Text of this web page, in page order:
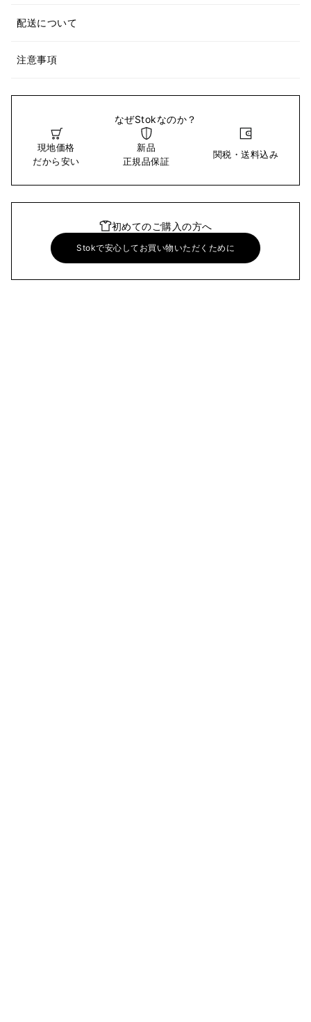
配送について
注意事項
なぜStokなのか？
現地価格
だから安い
新品
正規品保証
関税・送料込み
初めてのご購入の方へ
Stokで安心してお買い物いただくために